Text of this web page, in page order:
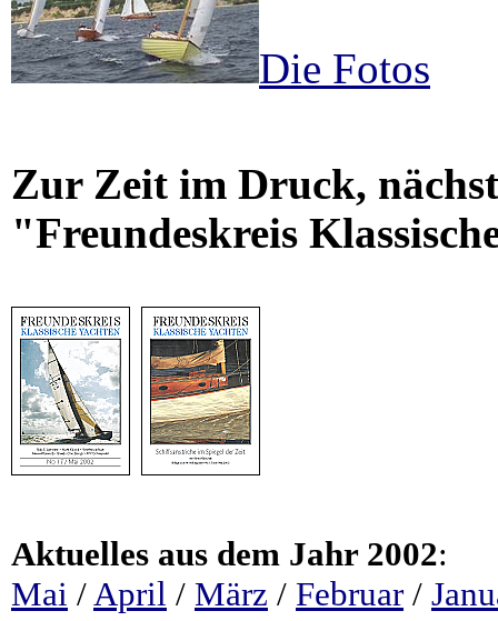
Die Fotos
Zur Zeit im Druck,
"Freundeskreis
Aktuelles aus dem Jahr 2002:
Mai /April / März / Februar /